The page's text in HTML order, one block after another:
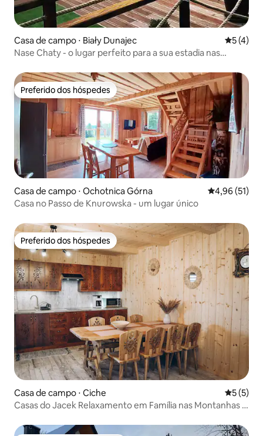
Casa de campo ⋅ Biały Dunajec 5 de
5 (4)
Nase Chaty - o lugar perfeito para a sua estadia nas
Preferido dos hóspedes
Preferido dos hóspedes
Casa de campo ⋅ Ochotnica Górna 4,96 de uma
4,96 (51)
Casa no Passo de Knurowska - um lugar único
Preferido dos hóspedes
Preferido dos hóspedes
Casa de campo ⋅ Ciche 5 de
5 (5)
Casas do Jacek Relaxamento em Família nas Montanhas e